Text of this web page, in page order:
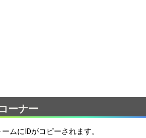
ーナー
ムにIDがコピーされます。